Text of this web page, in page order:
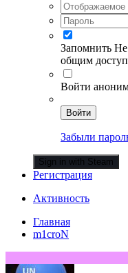
Запомнить Не
общим
Войти
Войти
Забыли
Sign in with Steam
Регистрация
Активность
Главная
m1croN